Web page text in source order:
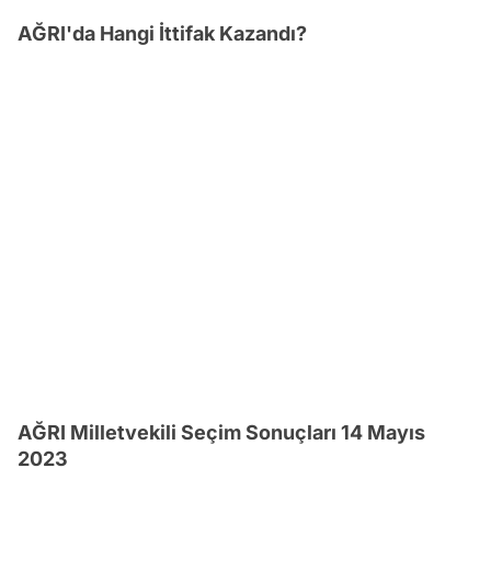
AĞRI'da Hangi İttifak Kazandı?
AĞRI Milletvekili Seçim Sonuçları 14 Mayıs
2023